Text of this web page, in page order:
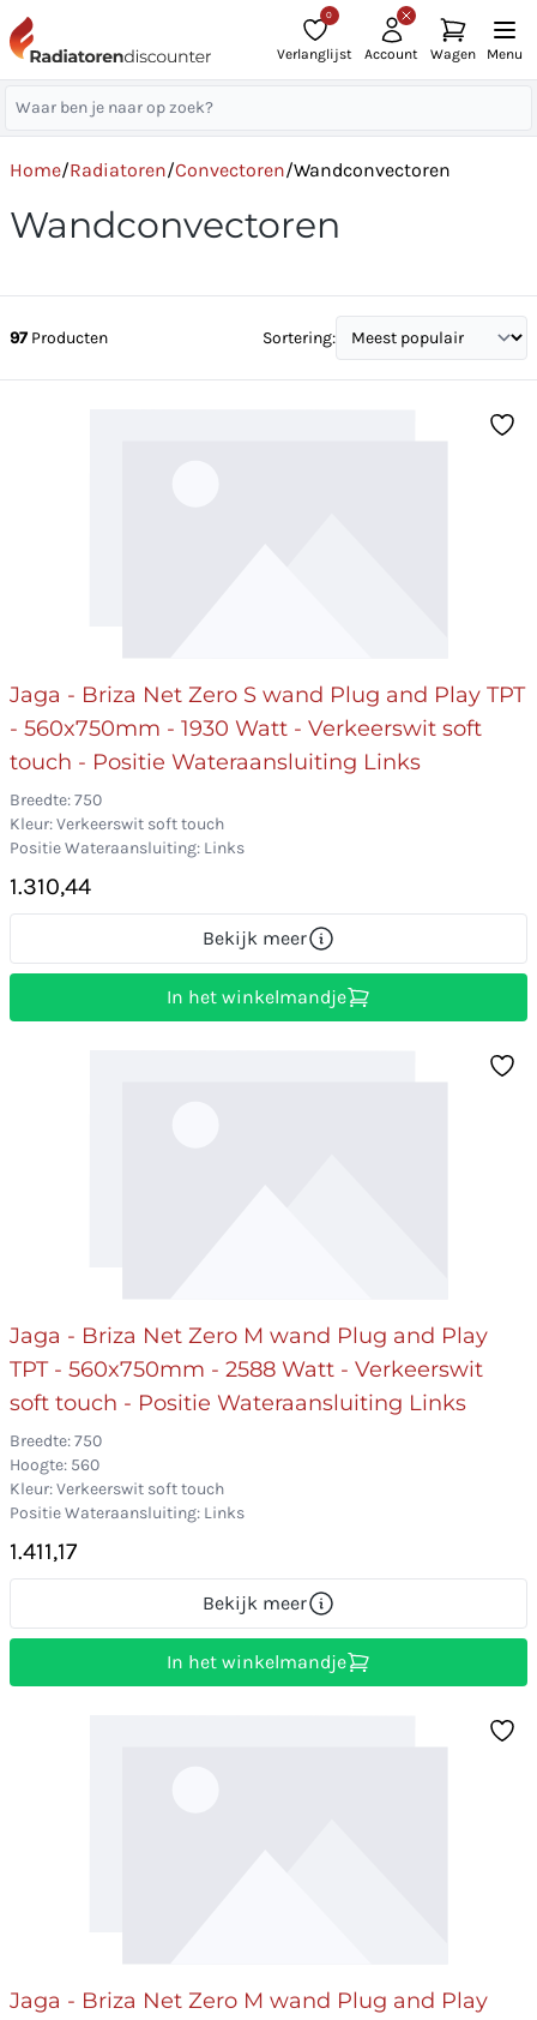
0
Verlanglijst Account Wagen Menu
Home/Radiatoren/Convectoren/Wandconvectoren
Wandconvectoren
97 Producten Sortering:
Jaga - Briza Net Zero S wand Plug and Play TPT
- 560x750mm - 1930 Watt - Verkeerswit soft
touch - Positie Wateraansluiting Links
Breedte: 750
Kleur: Verkeerswit soft touch
Positie Wateraansluiting: Links
1.310,44
Bekijk meer
In het winkelmandje
Jaga - Briza Net Zero M wand Plug and Play
TPT - 560x750mm - 2588 Watt - Verkeerswit
soft touch - Positie Wateraansluiting Links
Breedte: 750
Hoogte: 560
Kleur: Verkeerswit soft touch
Positie Wateraansluiting: Links
1.411,17
Bekijk meer
In het winkelmandje
Jaga - Briza Net Zero M wand Plug and Play